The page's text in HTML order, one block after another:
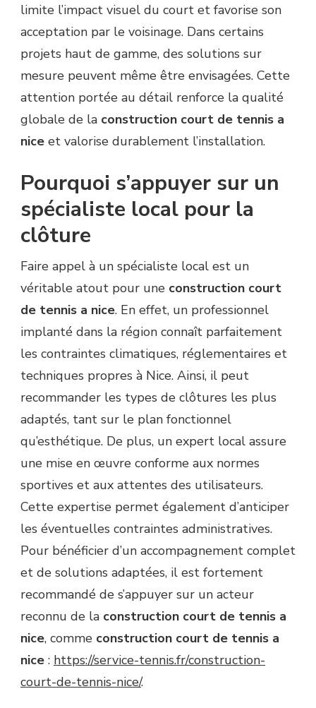
limite l’impact visuel du court et favorise son
acceptation par le voisinage. Dans certains
projets haut de gamme, des solutions sur
mesure peuvent même être envisagées. Cette
attention portée au détail renforce la qualité
globale de la construction court de tennis a
nice et valorise durablement l’installation.
Pourquoi s’appuyer sur un
spécialiste local pour la
clôture
Faire appel à un spécialiste local est un
véritable atout pour une construction court
de tennis a nice. En effet, un professionnel
implanté dans la région connaît parfaitement
les contraintes climatiques, réglementaires et
techniques propres à Nice. Ainsi, il peut
recommander les types de clôtures les plus
adaptés, tant sur le plan fonctionnel
qu’esthétique. De plus, un expert local assure
une mise en œuvre conforme aux normes
sportives et aux attentes des utilisateurs.
Cette expertise permet également d’anticiper
les éventuelles contraintes administratives.
Pour bénéficier d’un accompagnement complet
et de solutions adaptées, il est fortement
recommandé de s’appuyer sur un acteur
reconnu de la construction court de tennis a
nice, comme construction court de tennis a
nice : https://service-tennis.fr/construction-
court-de-tennis-nice/.